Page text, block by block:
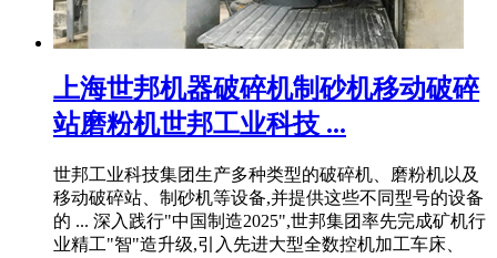
上海世邦机器破碎机制砂机移动破碎
站磨粉机世邦工业科技 ...
世邦工业科技集团生产多种类型的破碎机、磨粉机以及
移动破碎站、制砂机等设备,并提供这些不同型号的设备
的 ... 深入践行"中国制造2025",世邦集团率先完成矿机行
业精工"智"造升级,引入先进大型全数控机加工车床、